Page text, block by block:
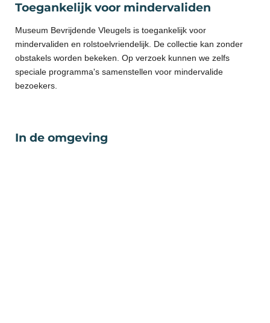
Toegankelijk voor mindervaliden
Museum Bevrijdende Vleugels is toegankelijk voor
mindervaliden en rolstoelvriendelijk. De collectie kan zonder
obstakels worden bekeken. Op verzoek kunnen we zelfs
speciale programma's samenstellen voor mindervalide
bezoekers.
In de omgeving